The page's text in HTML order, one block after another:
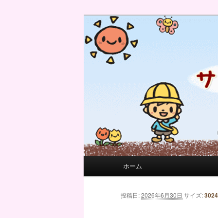
サンフィール保育園のブログ
サンフィール保育園のせんせ
メインコンテンツへ移動
サブコンテンツへ移動
ホーム
画像ナビゲーション
投稿日:2026年6月30日 サイズ: